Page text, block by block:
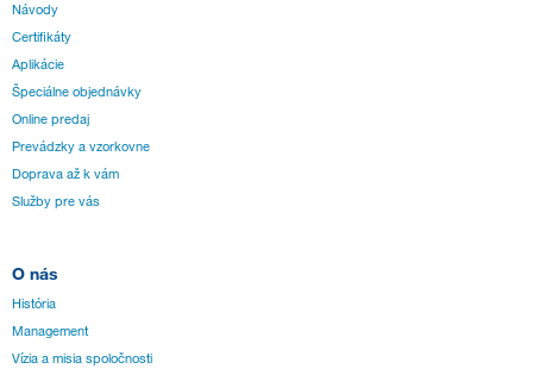
Návody
Certifikáty
Aplikácie
Špeciálne objednávky
Online predaj
Prevádzky a vzorkovne
Doprava až k vám
Služby pre vás
O nás
História
Management
Vízia a misia spoločnosti